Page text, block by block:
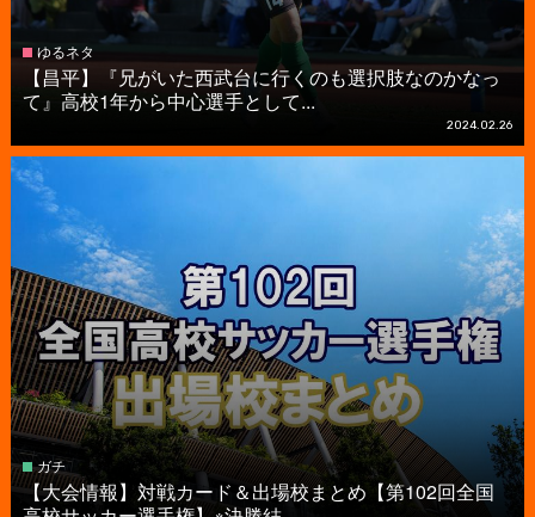
ゆるネタ
【昌平】『兄がいた西武台に行くのも選択肢なのかなっ
て』高校1年から中心選手として...
2024.02.26
ガチ
【大会情報】対戦カード＆出場校まとめ【第102回全国